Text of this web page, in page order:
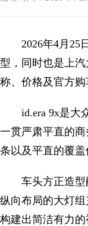
2026年4月25
型，同时也是上
称、价格及官方购
id.era 9x是大
一贯严肃平直的
条以及平直的覆
车头方正造
纵向布局的大灯
构建出简洁有力的